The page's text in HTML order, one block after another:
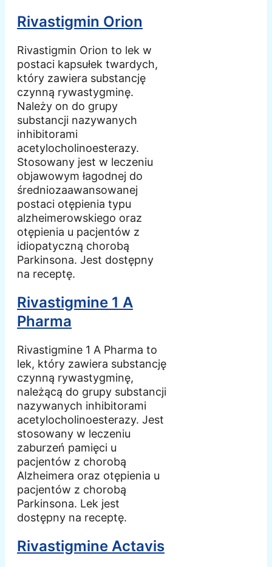
Rivastigmin Orion
Rivastigmin Orion to lek w
postaci kapsułek twardych,
który zawiera substancję
czynną rywastygminę.
Należy on do grupy
substancji nazywanych
inhibitorami
acetylocholinoesterazy.
Stosowany jest w leczeniu
objawowym łagodnej do
średniozaawansowanej
postaci otępienia typu
alzheimerowskiego oraz
otępienia u pacjentów z
idiopatyczną chorobą
Parkinsona. Jest dostępny
na receptę.
Rivastigmine 1 A
Pharma
Rivastigmine 1 A Pharma to
lek, który zawiera substancję
czynną rywastygminę,
należącą do grupy substancji
nazywanych inhibitorami
acetylocholinoesterazy. Jest
stosowany w leczeniu
zaburzeń pamięci u
pacjentów z chorobą
Alzheimera oraz otępienia u
pacjentów z chorobą
Parkinsona. Lek jest
dostępny na receptę.
Rivastigmine Actavis